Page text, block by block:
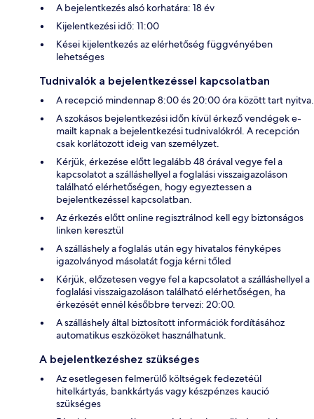
A bejelentkezés alsó korhatára: 18 év
Kijelentkezési idő: 11:00
Kései kijelentkezés az elérhetőség függvényében
lehetséges
Tudnivalók a bejelentkezéssel kapcsolatban
A recepció mindennap 8:00 és 20:00 óra között tart nyitva.
A szokásos bejelentkezési időn kívül érkező vendégek e-
mailt kapnak a bejelentkezési tudnivalókról. A recepción
csak korlátozott ideig van személyzet.
Kérjük, érkezése előtt legalább 48 órával vegye fel a
kapcsolatot a szálláshellyel a foglalási visszaigazoláson
található elérhetőségen, hogy egyeztessen a
bejelentkezéssel kapcsolatban.
Az érkezés előtt online regisztrálnod kell egy biztonságos
linken keresztül
A szálláshely a foglalás után egy hivatalos fényképes
igazolványod másolatát fogja kérni tőled
Kérjük, előzetesen vegye fel a kapcsolatot a szálláshellyel a
foglalási visszaigazoláson található elérhetőségen, ha
érkezését ennél későbbre tervezi: 20:00.
A szálláshely által biztosított információk fordításához
automatikus eszközöket használhatunk.
A bejelentkezéshez szükséges
Az esetlegesen felmerülő költségek fedezetéül
hitelkártyás, bankkártyás vagy készpénzes kaució
szükséges